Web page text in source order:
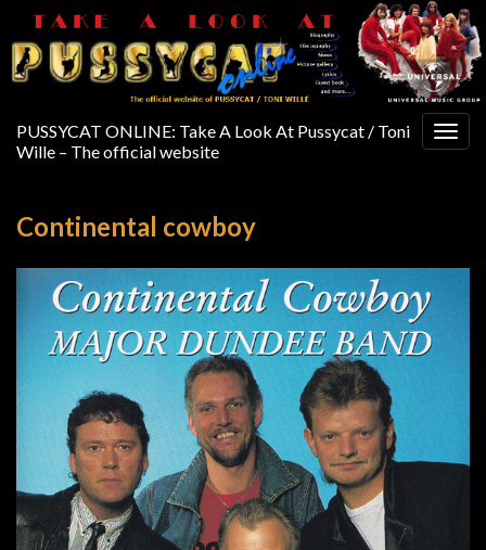
PUSSYCAT ONLINE: Take A Look At Pussycat / Toni
Wille – The official website
Continental cowboy